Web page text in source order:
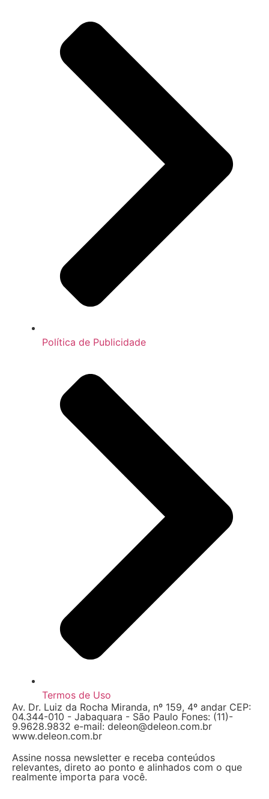
Política de Publicidade
Termos de Uso
Av. Dr. Luiz da Rocha Miranda, nº 159, 4º andar CEP:
04.344-010 - Jabaquara - São Paulo Fones: (11)-
9.9628.9832 e-mail: deleon@deleon.com.br
www.deleon.com.br
Assine nossa newsletter e receba conteúdos
relevantes, direto ao ponto e alinhados com o que
realmente importa para você.